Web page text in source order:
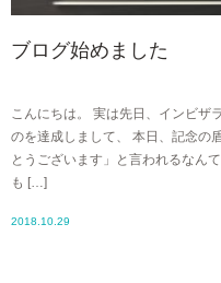
ブログ始めました
こんにちは。 実は先日、インビザ
のを達成しまして、 本日、記念の
とうございます」と言われるなん
も […]
2018.10.29